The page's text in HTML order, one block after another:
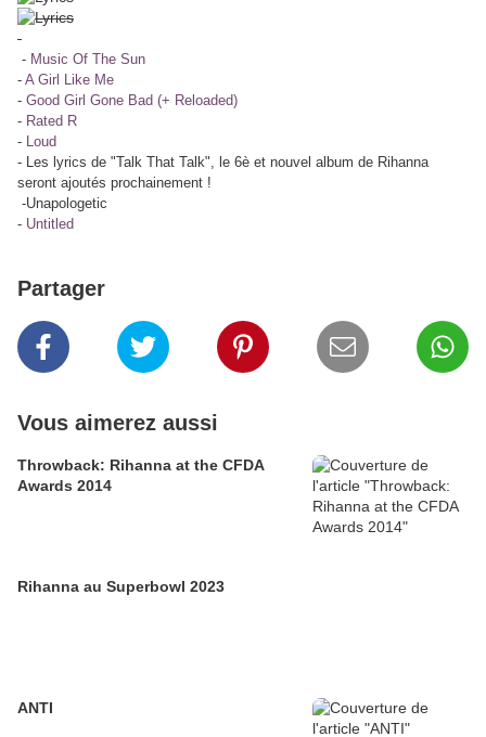
- Music Of The Sun
- A Girl Like Me
- Good Girl Gone Bad (+ Reloaded)
- Rated R
- Loud
- Les lyrics de "Talk That Talk", le 6è et nouvel album de Rihanna
seront ajoutés prochainement !
-Unapologetic
- Untitled
Partager
Vous aimerez aussi
Throwback: Rihanna at the CFDA
Awards 2014
Rihanna au Superbowl 2023
ANTI